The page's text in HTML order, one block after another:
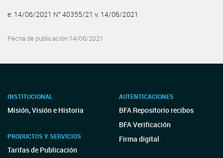
e. 14/06/2021 N° 40355/21 v. 14/06/2021
Fecha de publicación 14/06/2021
INSTITUCIONAL
Misión, Visión e Historia
PRODUCTOS Y SERVICIOS
Tarifas de Publicación
AUTENTICACIONES
BFA Repositorio recibos
BFA Verificación
Firma digital